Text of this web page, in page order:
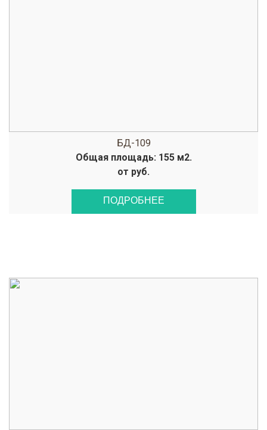
БД-109
Общая площадь: 155 м2.
от руб.
ПОДРОБНЕЕ